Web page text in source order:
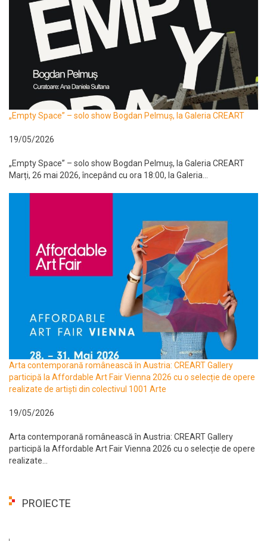
„Empty Space” – solo show Bogdan Pelmuș, la Galeria CREART
19/05/2026
„Empty Space” – solo show Bogdan Pelmuș, la Galeria CREART
Marți, 26 mai 2026, începând cu ora 18:00, la Galeria...
Arta contemporană românească în Austria: CREART Gallery
participă la Affordable Art Fair Vienna 2026 cu o selecție de opere
realizate de artiști din colectivul 1001 Arte
19/05/2026
Arta contemporană românească în Austria: CREART Gallery
participă la Affordable Art Fair Vienna 2026 cu o selecție de opere
realizate...
PROIECTE